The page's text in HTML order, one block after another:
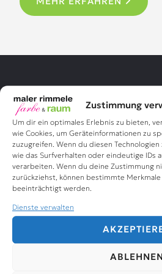
Zustimmung
Um dir ein optimales Erlebnis zu bieten,
wie Cookies, um Geräteinformationen zu
zuzugreifen. Wenn du diesen
wie das Surfverhalten oder eindeutige IDs
verarbeiten. Wenn du deine Zustimmung
zurückziehst, können bestimmte
beeinträchtigt werden.
Dienste verwalten
ABLEHNEN
über uns
Lernen Sie
kennen
Maler Rimmele ist ein
Unternehmen mit
darauf, unseren Kunden